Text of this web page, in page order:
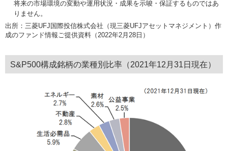
将来の市場環境の変動や運用状況・成果を示唆・保証するものではあ
りません。
出所：三菱UFJ国際投信株式会社（現三菱UFJアセットマネジメント）作
成のファンド情報ご提供資料（2022年2月28日）
S&P500構成銘柄の業種別比率（2021年12月31日現在）